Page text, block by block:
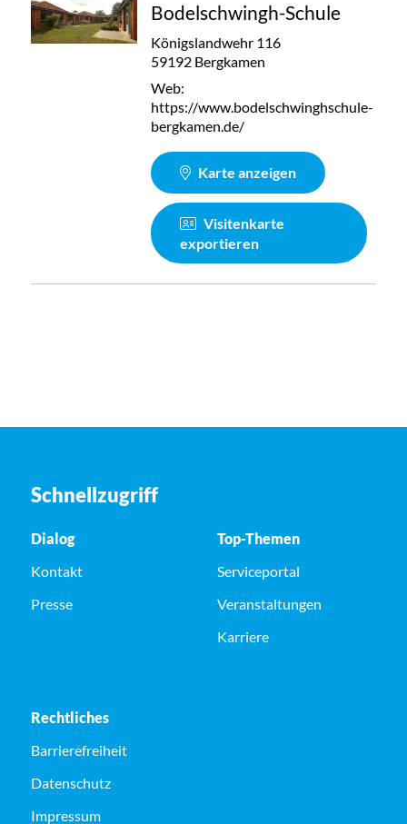
Bodelschwingh-Schule
Königslandwehr 116
59192 Bergkamen
Web:
https://www.bodelschwinghschule-
bergkamen.de/
Karte anzeigen
Visitenkarte
exportieren
Schnellzugriff
Dialog
Kontakt
Presse
Top-Themen
Serviceportal
Veranstaltungen
Karriere
Rechtliches
Barrierefreiheit
Datenschutz
Impressum